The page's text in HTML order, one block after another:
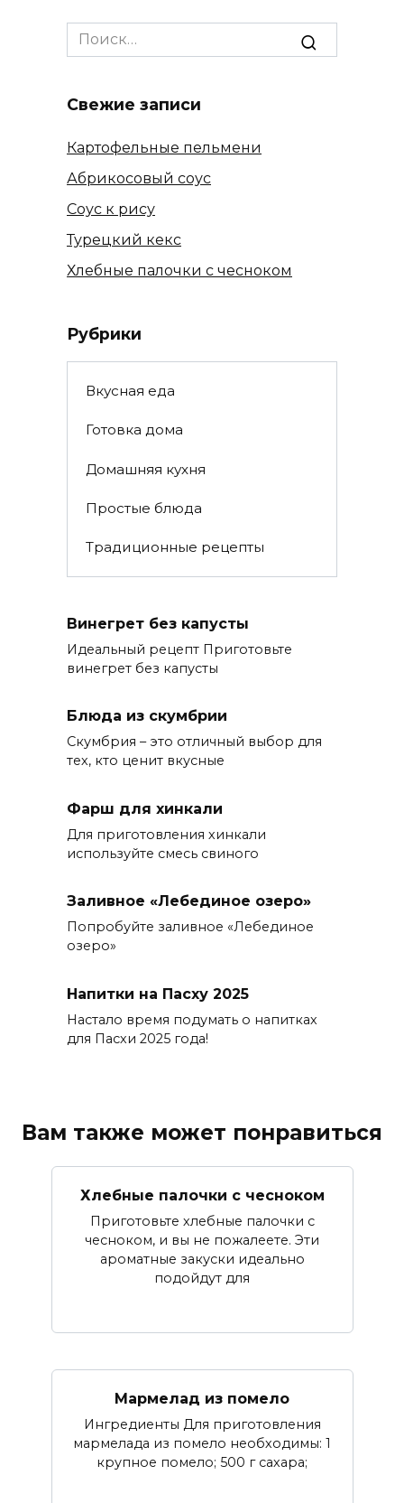
Search
for:
Свежие записи
Картофельные пельмени
Абрикосовый соус
Соус к рису
Турецкий кекс
Хлебные палочки с чесноком
Рубрики
Вкусная еда
Готовка дома
Домашняя кухня
Простые блюда
Традиционные рецепты
Винегрет без капусты
Идеальный рецепт Приготовьте
винегрет без капусты
Блюда из скумбрии
Скумбрия – это отличный выбор для
тех, кто ценит вкусные
Фарш для хинкали
Для приготовления хинкали
используйте смесь свиного
Заливное «Лебединое озеро»
Попробуйте заливное «Лебединое
озеро»
Напитки на Пасху 2025
Настало время подумать о напитках
для Пасхи 2025 года!
Вам также может понравиться
Хлебные палочки с чесноком
Приготовьте хлебные палочки с
чесноком, и вы не пожалеете. Эти
ароматные закуски идеально
подойдут для
Мармелад из помело
Ингредиенты Для приготовления
мармелада из помело необходимы: 1
крупное помело; 500 г сахара;